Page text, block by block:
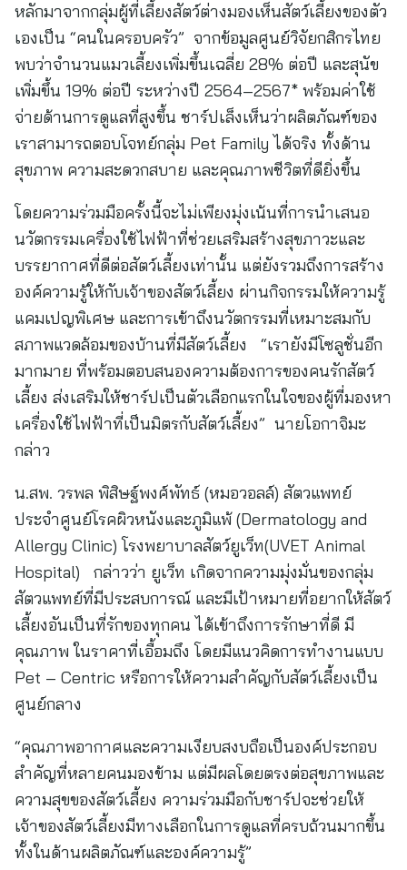
หลักมาจากกลุ่มผู้ที่เลี้ยงสัตว์ต่างมองเห็นสัตว์เลี้ยงของตัว
เองเป็น “คนในครอบครัว” จากข้อมูลศูนย์วิจัยกสิกรไทย
พบว่าจำนวนแมวเลี้ยงเพิ่มขึ้นเฉลี่ย 28% ต่อปี และสุนัข
เพิ่มขึ้น 19% ต่อปี ระหว่างปี 2564–2567* พร้อมค่าใช้
จ่ายด้านการดูแลที่สูงขึ้น ชาร์ปเล็งเห็นว่าผลิตภัณฑ์ของ
เราสามารถตอบโจทย์กลุ่ม Pet Family ได้จริง ทั้งด้าน
สุขภาพ ความสะดวกสบาย และคุณภาพชีวิตที่ดียิ่งขึ้น
โดยความร่วมมือครั้งนี้จะไม่เพียงมุ่งเน้นที่การนำเสนอ
นวัตกรรมเครื่องใช้ไฟฟ้าที่ช่วยเสริมสร้างสุขภาวะและ
บรรยากาศที่ดีต่อสัตว์เลี้ยงเท่านั้น แต่ยังรวมถึงการสร้าง
องค์ความรู้ให้กับเจ้าของสัตว์เลี้ยง ผ่านกิจกรรมให้ความรู้
แคมเปญพิเศษ และการเข้าถึงนวัตกรรมที่เหมาะสมกับ
สภาพแวดล้อมของบ้านที่มีสัตว์เลี้ยง “เรายังมีโซลูชั่นอีก
มากมาย ที่พร้อมตอบสนองความต้องการของคนรักสัตว์
เลี้ยง ส่งเสริมให้ชาร์ปเป็นตัวเลือกแรกในใจของผู้ที่มองหา
เครื่องใช้ไฟฟ้าที่เป็นมิตรกับสัตว์เลี้ยง” นายโอกาจิมะ
กล่าว
น.สพ. วรพล พิสิษฐ์พงศ์พัทธ์ (หมอวอลล์) สัตวแพทย์
ประจำศูนย์โรคผิวหนังและภูมิแพ้ (Dermatology and
Allergy Clinic) โรงพยาบาลสัตว์ยูเว็ท(UVET Animal
Hospital) กล่าวว่า ยูเว็ท เกิดจากความมุ่งมั่นของกลุ่ม
สัตวแพทย์ที่มีประสบการณ์ และมีเป้าหมายที่อยากให้สัตว์
เลี้ยงอันเป็นที่รักของทุกคน ได้เข้าถึงการรักษาที่ดี มี
คุณภาพ ในราคาที่เอื้อมถึง โดยมีแนวคิดการทำงานแบบ
Pet – Centric หรือการให้ความสำคัญกับสัตว์เลี้ยงเป็น
ศูนย์กลาง
“คุณภาพอากาศและความเงียบสงบถือเป็นองค์ประกอบ
สำคัญที่หลายคนมองข้าม แต่มีผลโดยตรงต่อสุขภาพและ
ความสุขของสัตว์เลี้ยง ความร่วมมือกับชาร์ปจะช่วยให้
เจ้าของสัตว์เลี้ยงมีทางเลือกในการดูแลที่ครบถ้วนมากขึ้น
ทั้งในด้านผลิตภัณฑ์และองค์ความรู้”